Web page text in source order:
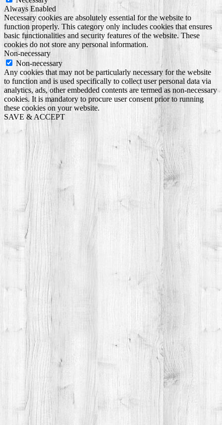
Always Enabled
Necessary cookies are absolutely essential for the website to
function properly. This category only includes cookies that ensures
basic functionalities and security features of the website. These
cookies do not store any personal information.
Non-necessary
Non-necessary
Any cookies that may not be particularly necessary for the website
to function and is used specifically to collect user personal data via
analytics, ads, other embedded contents are termed as non-necessary
cookies. It is mandatory to procure user consent prior to running
these cookies on your website.
SAVE & ACCEPT